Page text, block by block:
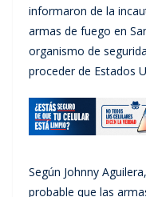
informaron de la
armas de fuego en
organismo de
proceder de Estados
Según Johnny
probable que las